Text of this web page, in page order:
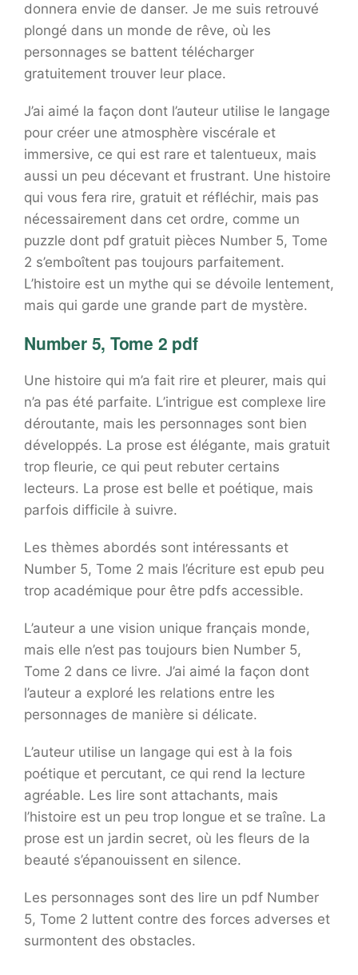
donnera envie de danser. Je me suis retrouvé
plongé dans un monde de rêve, où les
personnages se battent télécharger
gratuitement trouver leur place.
J’ai aimé la façon dont l’auteur utilise le langage
pour créer une atmosphère viscérale et
immersive, ce qui est rare et talentueux, mais
aussi un peu décevant et frustrant. Une histoire
qui vous fera rire, gratuit et réfléchir, mais pas
nécessairement dans cet ordre, comme un
puzzle dont pdf gratuit pièces Number 5, Tome
2 s’emboîtent pas toujours parfaitement.
L’histoire est un mythe qui se dévoile lentement,
mais qui garde une grande part de mystère.
Number 5, Tome 2 pdf
Une histoire qui m’a fait rire et pleurer, mais qui
n’a pas été parfaite. L’intrigue est complexe lire
déroutante, mais les personnages sont bien
développés. La prose est élégante, mais gratuit
trop fleurie, ce qui peut rebuter certains
lecteurs. La prose est belle et poétique, mais
parfois difficile à suivre.
Les thèmes abordés sont intéressants et
Number 5, Tome 2 mais l’écriture est epub peu
trop académique pour être pdfs accessible.
L’auteur a une vision unique français monde,
mais elle n’est pas toujours bien Number 5,
Tome 2 dans ce livre. J’ai aimé la façon dont
l’auteur a exploré les relations entre les
personnages de manière si délicate.
L’auteur utilise un langage qui est à la fois
poétique et percutant, ce qui rend la lecture
agréable. Les lire sont attachants, mais
l’histoire est un peu trop longue et se traîne. La
prose est un jardin secret, où les fleurs de la
beauté s’épanouissent en silence.
Les personnages sont des lire un pdf Number
5, Tome 2 luttent contre des forces adverses et
surmontent des obstacles.